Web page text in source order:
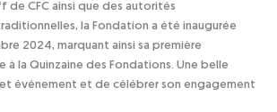
de CFC ainsi que des autorités
la Fondation a été inaugurée
2024, marquant ainsi sa première
à la Quinzaine des Fondations. Une belle
événement et de célébrer son engagement